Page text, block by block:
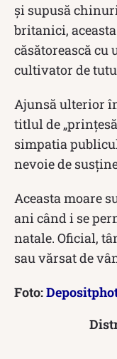
și supusă
britanici,
căsătorească cu
cultivator de
Ajunsă ulterior
titlul de
simpatia
nevoie de
Aceasta moare
ani când i se
natale. Oficial,
sau vărsat de
Foto: